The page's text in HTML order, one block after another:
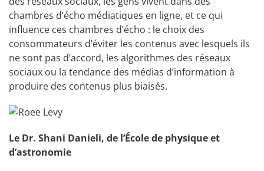
chambres d’écho médiatiques en ligne, et ce qui
influence ces chambres d’écho : le choix des
consommateurs d’éviter les contenus avec lesquels ils
ne sont pas d’accord, les algorithmes des réseaux
sociaux ou la tendance des médias d’information à
produire des contenus plus biaisés.
Le Dr. Shani Danieli, de l’École de physique et
d’astronomie